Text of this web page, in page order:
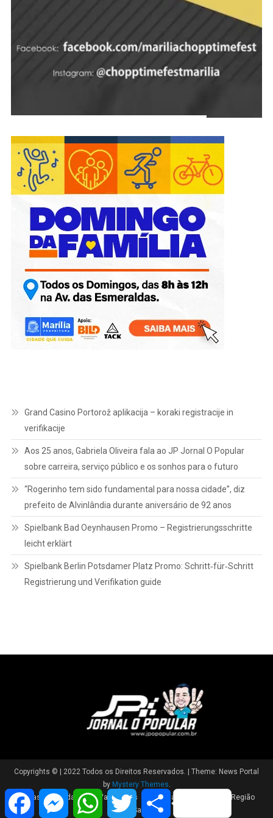
Grand Casino Portorož aplikacija – koraki registracije in
verifikacije
Aos 25 anos, Gabriela Oliveira fala ao JP Jornal O Popular
sobre carreira, serviço público e os sonhos para o futuro
“Rogerinho tem sido fundamental para nossa cidade”, diz
prefeito de Alvinlândia durante aniversário de 92 anos
Spielbank Bad Oeynhausen Promo – Registrierungsschritte
leicht erklärt
Spielbank Berlin Potsdamer Platz Promo: Schritt‑für‑Schritt
Registrierung und Verifikation guide
Copyrights © | 2022 Todos os Direitos Reservados.
Theme: News Portal
by Mystery Themes.
Brasil
Cidade Variedades Polícia
Região
Saúde
FacebookMessengerWhatsAppTwitter Share